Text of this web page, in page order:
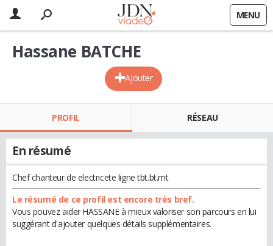
MENU
Ajouter
Hassane BATCHE
PROFIL RÉSEAU
En résumé
Chef chanteur de electricete ligne tbt.bt.mt
Le résumé de ce profil est encore très bref.
Vous pouvez aider HASSANE à mieux valoriser son parcours en lui
suggérant d'ajouter quelques détails supplémentaires.